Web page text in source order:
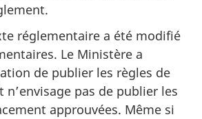
réglementaire a été modifié
Le Ministère a
de publier les règles de
pas de publier les
approuvées. Même si